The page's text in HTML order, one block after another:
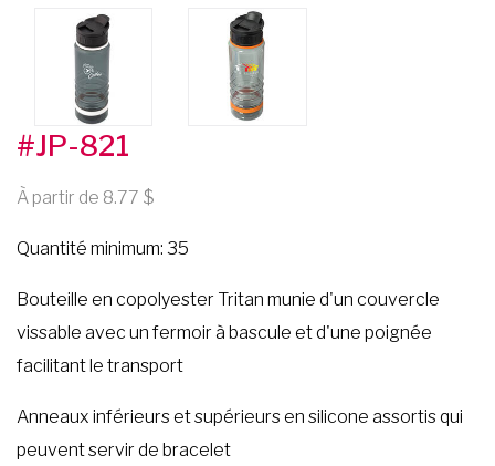
#JP-821
À partir de 8.77
Quantité minimum: 35
Bouteille en copolyester Tritan munie d'un couvercle
vissable avec un fermoir à bascule et d'une poignée
facilitant le transport
Anneaux inférieurs et supérieurs en silicone assortis qui
peuvent servir de bracelet